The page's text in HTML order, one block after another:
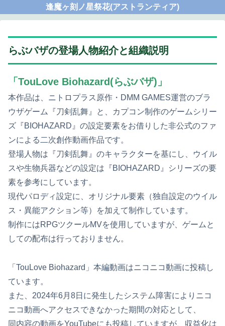
逢魔ヶ刻ノ星祭花(アストランティア)
らぶバザの登場人物紹介と組織説明
「TouLove Biohazard(らぶバザ)」
本作品は、ニトロプラス原作・DMM GAMES運営のブラ
ウザゲーム『刀剣乱舞』と、カプコン制作のゲームシリー
ズ『BIOHAZARD』の設定要素をお借りした非公式のファ
ンによる二次創作動画作品です。
登場人物は『刀剣乱舞』のキャラクターを基にし、ウイル
スや生物兵器などの設定は『BIOHAZARD』シリーズの要
素を参考にしています。
現代パロディ設定に、オリジナル要素（独自設定のウイル
ス・異能アクション等）を加えて制作しています。
制作にはRPGツクールMVを使用していますが、ゲームと
しての配布は行っておりません。
「TouLove Biohazard」本編動画はニコニコ動画に投稿し
ています。
また、2024年6月8日に発生したシステム障害によりニコ
ニコ動画へアクセスできなかった期間の対応として、
同内容の動画をYouTubeにも投稿していますが、収益化は